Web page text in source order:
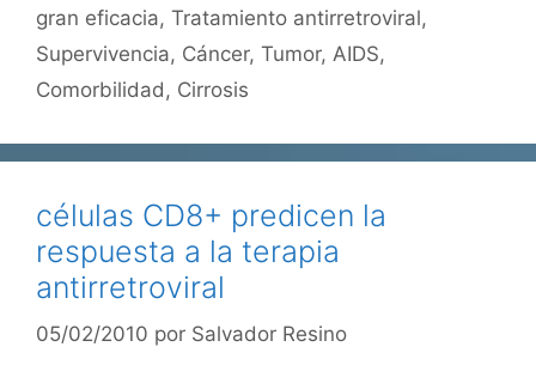
gran eficacia, Tratamiento antirretroviral,
Supervivencia, Cáncer, Tumor, AIDS,
Comorbilidad, Cirrosis
células CD8+ predicen la
respuesta a la terapia
antirretroviral
05/02/2010 por Salvador Resino